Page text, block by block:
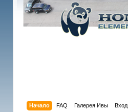
Начало FAQ Галерея Ивы Вход